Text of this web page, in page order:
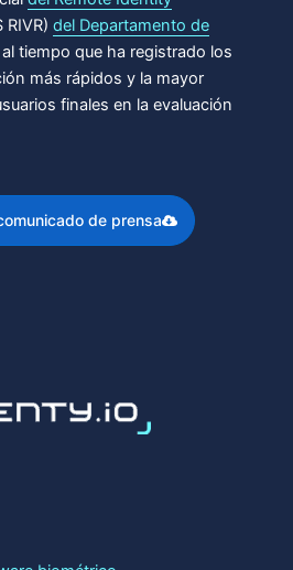
del Departamento de
tiempo que ha registrado los
más rápidos y la mayor
finales en la evaluación
de prensa